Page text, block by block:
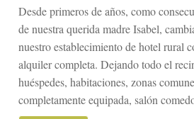
Desde primeros de años, como
de nuestra querida madre Isabel,
nuestro establecimiento de hotel rural
alquiler completa. Dejando todo el
huéspedes, habitaciones, zonas
completamente equipada, salón